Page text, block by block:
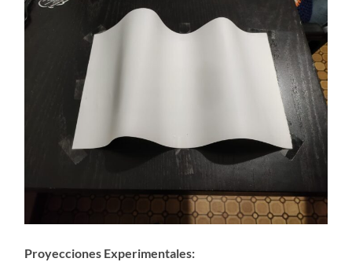
Proyecciones Experimentales: